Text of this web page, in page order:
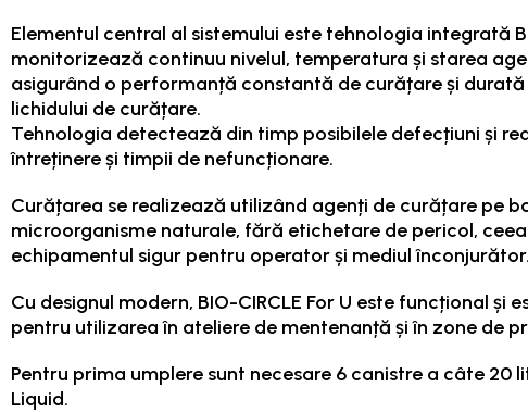
Elementul central al sistemului este tehnologia integrată
monitorizează continuu nivelul, temperatura și starea
asigurând o performanță constantă de curățare și
lichidului de curățare.
Tehnologia detectează din timp posibilele defecțiuni și
întreținere și timpii de nefuncționare.
Curățarea se realizează utilizând agenți de curățare pe
microorganisme naturale, fără etichetare de pericol,
echipamentul sigur pentru operator și mediul înconjurător.
Cu designul modern, BIO-CIRCLE For U este funcțional și
pentru utilizarea în ateliere de mentenanță și în zone de
Pentru prima umplere sunt necesare 6 canistre a câte 20
Liquid.